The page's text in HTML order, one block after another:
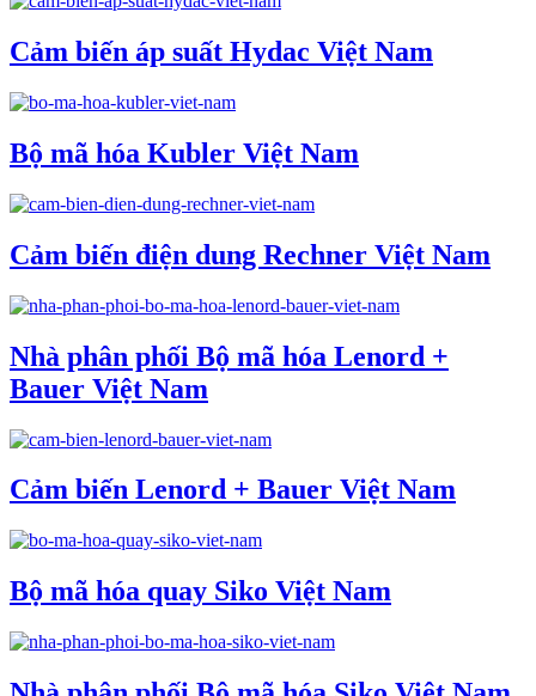
Cảm biến áp suất Hydac Việt Nam
Bộ mã hóa Kubler Việt Nam
Cảm biến điện dung Rechner Việt Nam
Nhà phân phối Bộ mã hóa Lenord +
Bauer Việt Nam
Cảm biến Lenord + Bauer Việt Nam
Bộ mã hóa quay Siko Việt Nam